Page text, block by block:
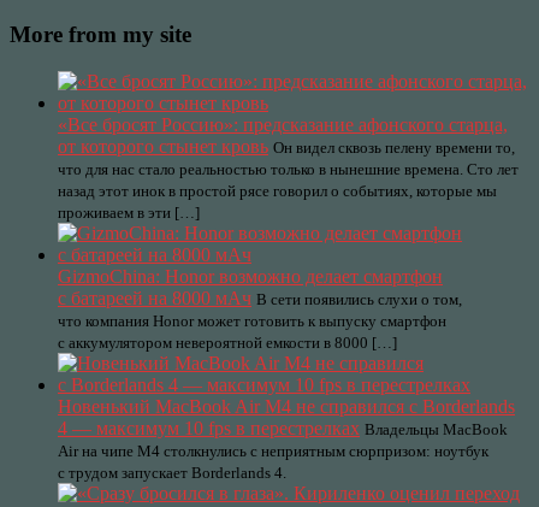
More from my site
«Все бросят Россию»: предсказание афонского старца,
от которого стынет кровь Он видел сквозь пелену времени то,
что для нас стало реальностью только в нынешние времена. Сто лет
назад этот инок в простой рясе говорил о событиях, которые мы
проживаем в эти […]
GizmoChina: Honor возможно делает смартфон
с батареей на 8000 мАч В сети появились слухи о том,
что компания Honor может готовить к выпуску смартфон
с аккумулятором невероятной емкости в 8000 […]
Новенький MacBook Air M4 не справился с Borderlands
4 — максимум 10 fps в перестрелках Владельцы MacBook
Air на чипе M4 столкнулись с неприятным сюрпризом: ноутбук
с трудом запускает Borderlands 4.